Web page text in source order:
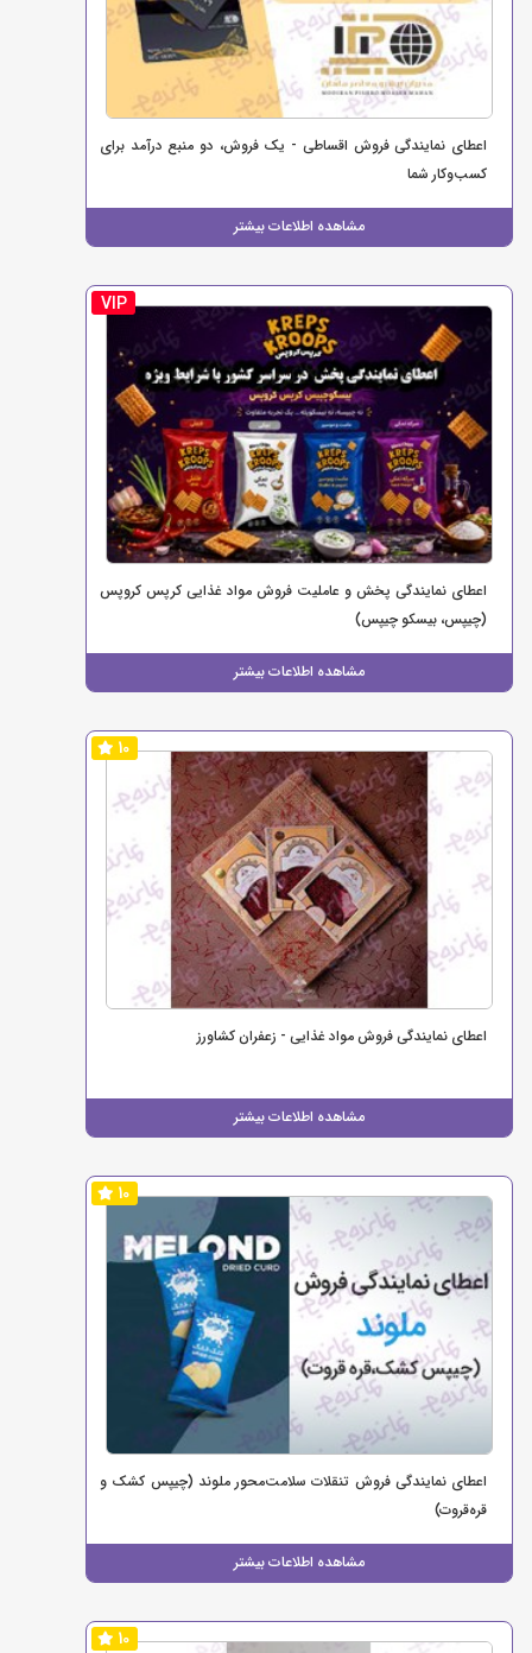
اعطای نمایندگی فروش اقساطی - یک فروش، دو منبع درآمد برای
کسب‌وکار شما
مشاهده اطلاعات بیشتر
VIP
اعطای نمایندگی پخش و عاملیت فروش مواد غذایی کرپس کروپس
(چیپس، بیسکو چیپس)
مشاهده اطلاعات بیشتر
10
اعطای نمایندگی فروش مواد غذایی - زعفران کشاورز
مشاهده اطلاعات بیشتر
10
اعطای نمایندگی فروش تنقلات سلامت‌محور ملوند (چیپس کشک و
قره‌قروت)
مشاهده اطلاعات بیشتر
10